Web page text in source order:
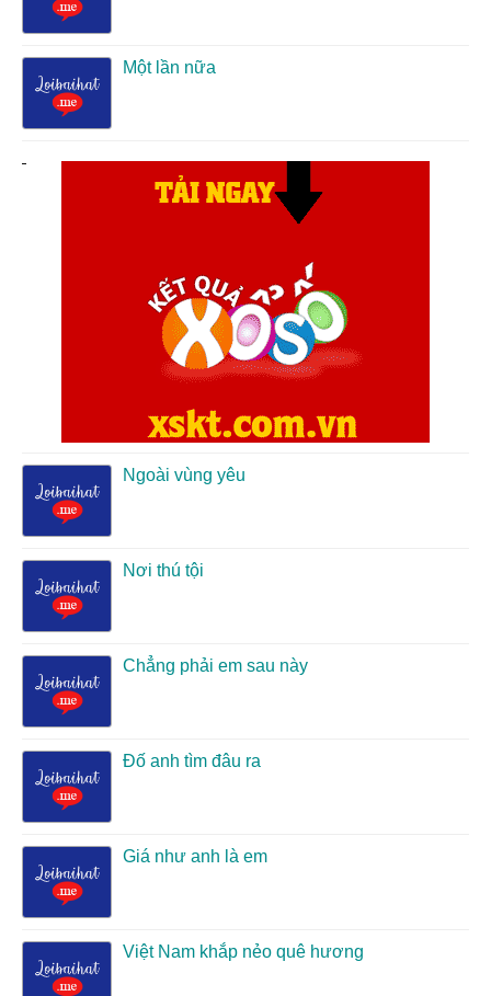
Một lần nữa
Ngoài vùng yêu
Nơi thú tội
Chẳng phải em sau này
Đố anh tìm đâu ra
Giá như anh là em
Việt Nam khắp nẻo quê hương